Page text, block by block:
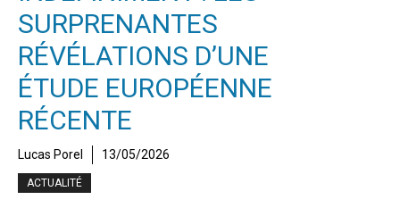
SURPRENANTES
RÉVÉLATIONS D’UNE
ÉTUDE EUROPÉENNE
RÉCENTE
Lucas Porel 13/05/2026
ACTUALITÉ